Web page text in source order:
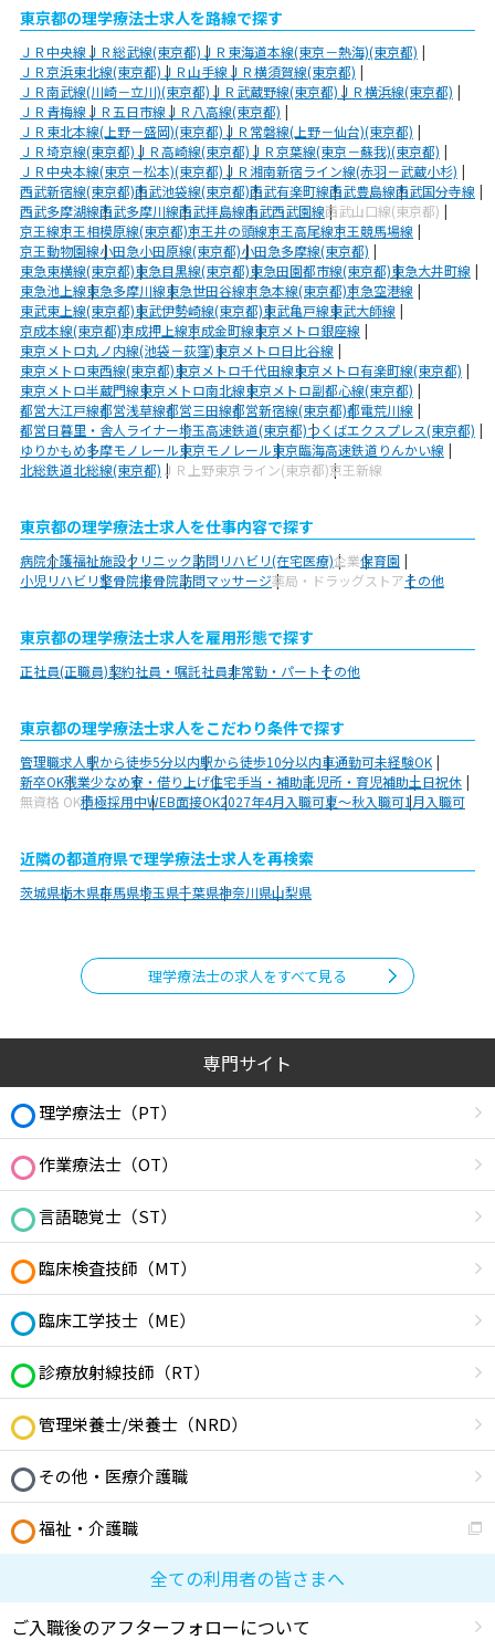
東京都の理学療法士求人を路線で探す
ＪＲ中央線ＪＲ総武線(東京都)ＪＲ東海道本線(東京－熱海)(東京都)
ＪＲ京浜東北線(東京都)ＪＲ山手線ＪＲ横須賀線(東京都)
ＪＲ南武線(川崎－立川)(東京都)ＪＲ武蔵野線(東京都)ＪＲ横浜線(東京都)
ＪＲ青梅線ＪＲ五日市線ＪＲ八高線(東京都)
ＪＲ東北本線(上野－盛岡)(東京都)ＪＲ常磐線(上野－仙台)(東京都)
ＪＲ埼京線(東京都)ＪＲ高崎線(東京都)ＪＲ京葉線(東京－蘇我)(東京都)
ＪＲ中央本線(東京－松本)(東京都)ＪＲ湘南新宿ライン線(赤羽－武蔵小杉)
西武新宿線(東京都)西武池袋線(東京都)西武有楽町線西武豊島線西武国分寺線
西武多摩湖線西武多摩川線西武拝島線西武西武園線西武山口線(東京都)
京王線京王相模原線(東京都)京王井の頭線京王高尾線京王競馬場線
京王動物園線小田急小田原線(東京都)小田急多摩線(東京都)
東急東横線(東京都)東急目黒線(東京都)東急田園都市線(東京都)東急大井町線
東急池上線東急多摩川線東急世田谷線京急本線(東京都)京急空港線
東武東上線(東京都)東武伊勢崎線(東京都)東武亀戸線東武大師線
京成本線(東京都)京成押上線京成金町線東京メトロ銀座線
東京メトロ丸ノ内線(池袋－荻窪)東京メトロ日比谷線
東京メトロ東西線(東京都)東京メトロ千代田線東京メトロ有楽町線(東京都)
東京メトロ半蔵門線東京メトロ南北線東京メトロ副都心線(東京都)
都営大江戸線都営浅草線都営三田線都営新宿線(東京都)都電荒川線
都営日暮里・舎人ライナー埼玉高速鉄道(東京都)つくばエクスプレス(東京都)
ゆりかもめ多摩モノレール東京モノレール東京臨海高速鉄道りんかい線
北総鉄道北総線(東京都) ＪＲ上野東京ライン(東京都)京王新線
東京都の理学療法士求人を仕事内容で探す
病院介護福祉施設クリニック訪問リハビリ(在宅医療)企業保育園
小児リハビリ整骨院接骨院訪問マッサージ薬局・ドラッグストアその他
東京都の理学療法士求人を雇用形態で探す
正社員(正職員)契約社員・嘱託社員非常勤・パートその他
東京都の理学療法士求人をこだわり条件で探す
管理職求人駅から徒歩5分以内駅から徒歩10分以内車通勤可未経験OK
新卒OK残業少なめ寮・借り上げ住宅手当・補助託児所・育児補助土日祝休
無資格 OK積極採用中WEB面接OK2027年4月入職可夏～秋入職可1月入職可
近隣の都道府県で理学療法士求人を再検索
茨城県栃木県群馬県埼玉県千葉県神奈川県山梨県
理学療法士の求人をすべて見る
専門サイト
理学療法士（PT）
作業療法士（OT）
言語聴覚士（ST）
臨床検査技師（MT）
臨床工学技士（ME）
診療放射線技師（RT）
管理栄養士/栄養士（NRD）
その他・医療介護職
福祉・介護職
全ての利用者の皆さまへ
ご入職後のアフターフォローについて